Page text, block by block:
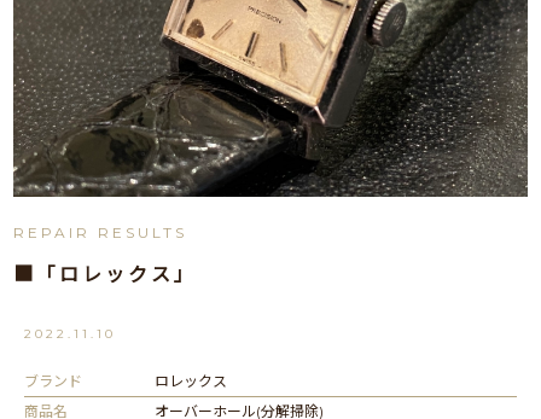
REPAIR RESULTS
■「ロレックス」
2022.11.10
ブランド
ロレックス
商品名
オーバーホール(分解掃除)